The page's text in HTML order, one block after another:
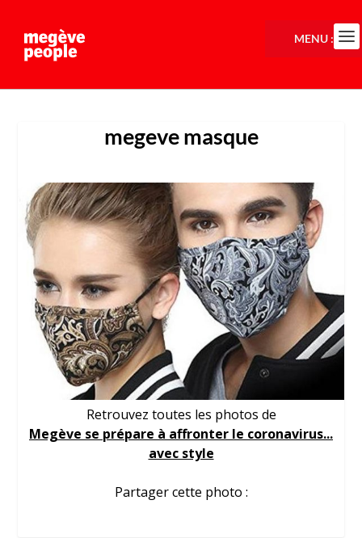
megeve masque
Retrouvez toutes les photos de
Megève se prépare à affronter le coronavirus...
avec style
Partager cette photo :
MENU :